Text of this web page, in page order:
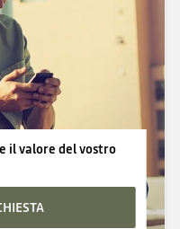
il valore del vostro